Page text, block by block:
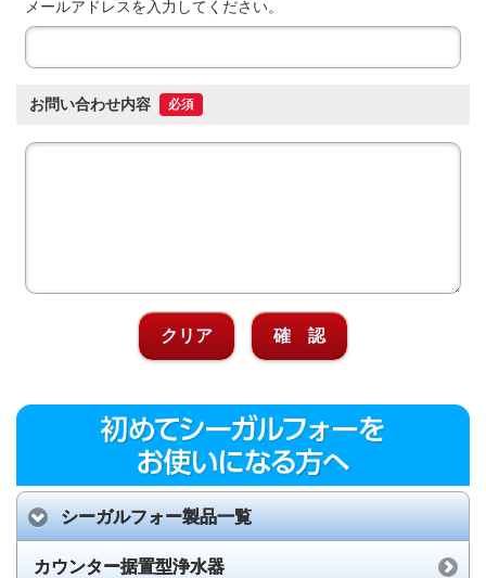
メールアドレスを入力してください。
お問い合わせ内容 必須
クリア 確 認
シーガルフォー製品一覧
カウンター据置型浄水器